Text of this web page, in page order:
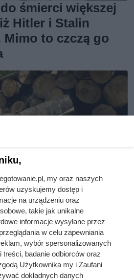
śmierci większej
Hitler i Stalin
Mimo to czczą go
daje
a Polacy rzadko
król
my oraz naszych
uzyskujemy dostęp i
na urządzeniu oraz
takie jak unikalne
informacje wysyłane przez
w celu zapewniania
wybór spersonalizowanych
badanie odbiorców oraz
Użytkownika my i Zaufani
dokładnych danych